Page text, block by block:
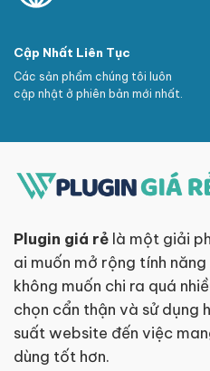
Cập Nhất Liên Tục
Các sản phẩm chúng tôi luôn
cập nhật ở phiên bản mới nhất.
Plugin giá rẻ là một giải
ai muốn mở rộng tính
không muốn chi ra quá
chọn cẩn thận và sử dụng
suất website đến việc
dùng tốt hơn.